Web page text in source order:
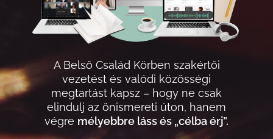
A Belső Család Körben szakértői
vezetést és valódi közösségi
megtartást kapsz – hogy ne csak
elindulj az önismereti úton, hanem
végre mélyebbre láss és „célba érj”.